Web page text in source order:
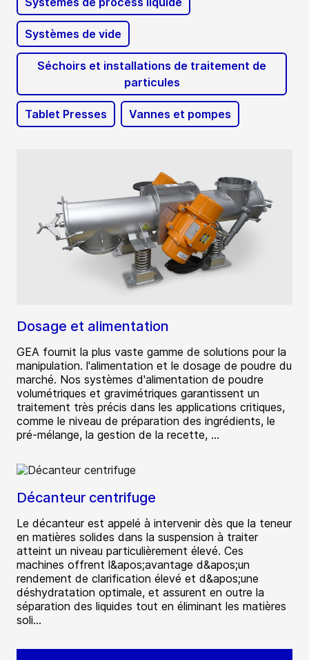
Systèmes de vide
Séchoirs et installations de traitement de
particules
Tablet Presses Vannes et pompes
Dosage et alimentation
GEA fournit la plus vaste gamme de solutions pour la
manipulation. l'alimentation et le dosage de poudre du
marché. Nos systèmes d'alimentation de poudre
volumétriques et gravimétriques garantissent un
traitement très précis dans les applications critiques,
comme le niveau de préparation des ingrédients, le
pré-mélange, la gestion de la recette, ...
Décanteur centrifuge
Le décanteur est appelé à intervenir dès que la teneur
en matières solides dans la suspension à traiter
atteint un niveau particulièrement élevé. Ces
machines offrent l&apos;avantage d&apos;un
rendement de clarification élevé et d&apos;une
déshydratation optimale, et assurent en outre la
séparation des liquides tout en éliminant les matières
soli...